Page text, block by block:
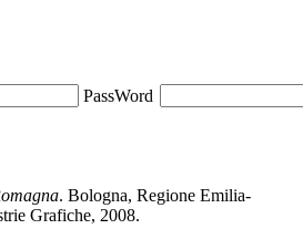
. Bologna, Regione Emilia-
Grafiche, 2008.